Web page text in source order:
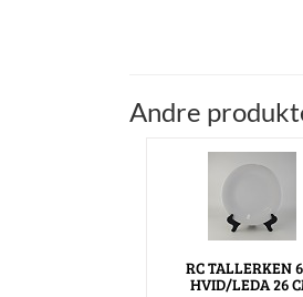
Andre
RC TALLERKEN
HVID/LEDA 26